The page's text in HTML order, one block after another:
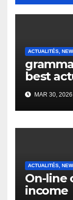
ACTUALITÉS,
best
to it’s
English
Heap
MAR 30, 2026
ACTUALITÉS,
On-line
income